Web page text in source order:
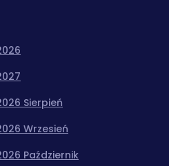
Sierpień
Wrzesień
Październik